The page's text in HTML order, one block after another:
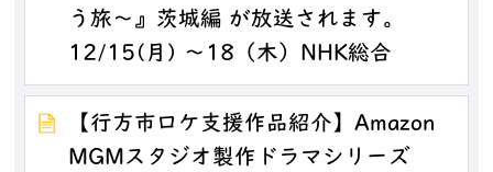
う旅～』茨城編 が放送されます。
12/15(月) ～18（木）NHK総合
【行方市ロケ支援作品紹介】Amazon
MGMスタジオ製作ドラマシリーズ